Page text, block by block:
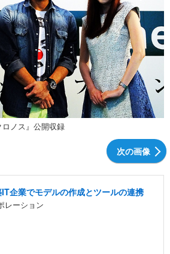
ノス』公開収録
次の画像
企業でモデルの作成とツールの連携
レーション